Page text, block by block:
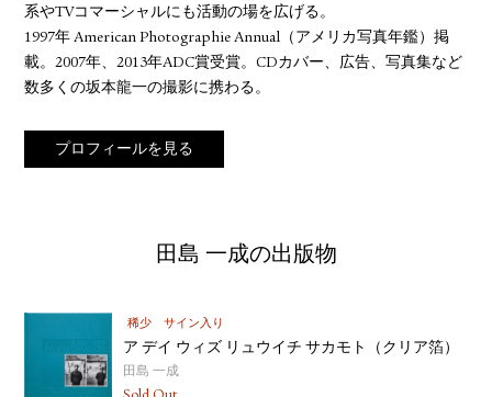
系やTVコマーシャルにも活動の場を広げる。
1997年 American Photographie Annual（アメリカ写真年鑑）掲
載。2007年、2013年ADC賞受賞。CDカバー、広告、写真集など
数多くの坂本龍一の撮影に携わる。
プロフィールを見る
田島 一成の出版物
稀少 サイン入り
ア デイ ウィズ リュウイチ サカモト（クリア箔）
田島 一成